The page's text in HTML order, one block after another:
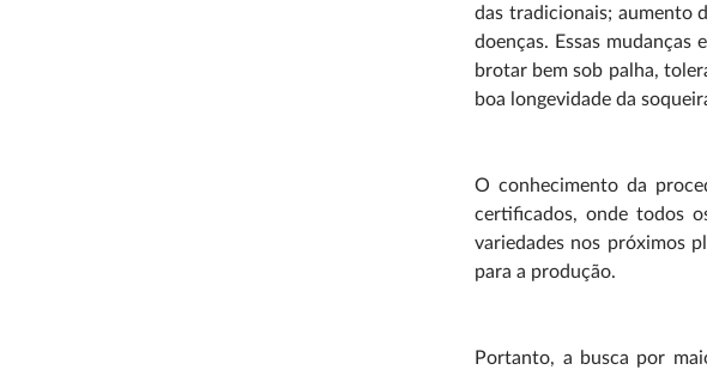
das tradicionais; aumento
doenças. Essas mudanças
brotar bem sob palha,
boa longevidade da
O conhecimento da
certificados, onde todos
variedades nos próximos
para a produção.
Portanto, a busca por